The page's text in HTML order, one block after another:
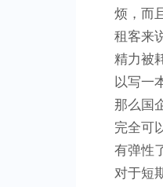
烦，而
租客来
精力被
以写一
那么国
完全可
有弹性
对于短